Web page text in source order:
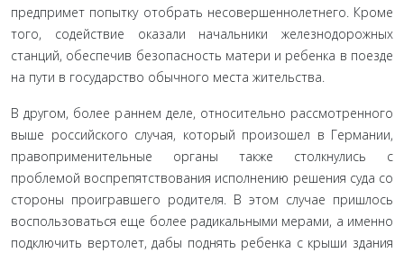
предпримет попытку отобрать несовершеннолетнего. Кро­ме
того, содействие оказали начальники железнодорожных
станций, обеспечив безопасность матери и ребенка в поезде
на пути в государство обычного места жительства.
В другом, более раннем деле, относительно рассмотрен­ного
выше российского случая, который произошел в Гер­мании,
правоприменительные органы также столкнулись с
проблемой воспрепятствования исполнению решения суда со
стороны проигравшего родителя. В этом случае пришлось
воспользоваться еще более радикальными мерами, а именно
подключить вертолет, дабы поднять ребенка с крыши зда­ния